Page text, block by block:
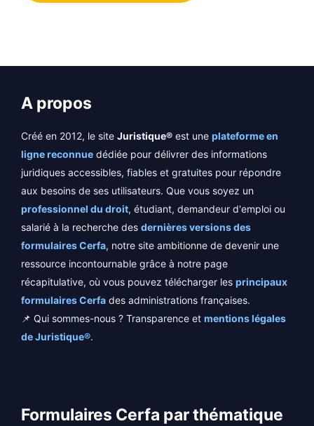
A propos
Créé en 2012, le site Juristique® est une plateforme en
ligne reconnue dédiée pour délivrer des informations
juridiques accessibles, fiables et gratuites pour répondre
aux besoins de ses utilisateurs. Que vous soyez un
professionnel du droit, étudiant, demandeur d'emploi ou
salarié à la recherche des dernières versions des
formulaires Cerfa, notre site ambitionne de devenir une
ressource incontournable grâce à notre page
récapitulative, où vous pouvez télécharger les principaux
formulaires Cerfa des administrations françaises.
📌 Qui sommes-nous ? Transparence et mentions légales
de Juristique®.
Formulaires Cerfa par thématique